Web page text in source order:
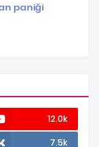
paniği
12.0k
7.5k